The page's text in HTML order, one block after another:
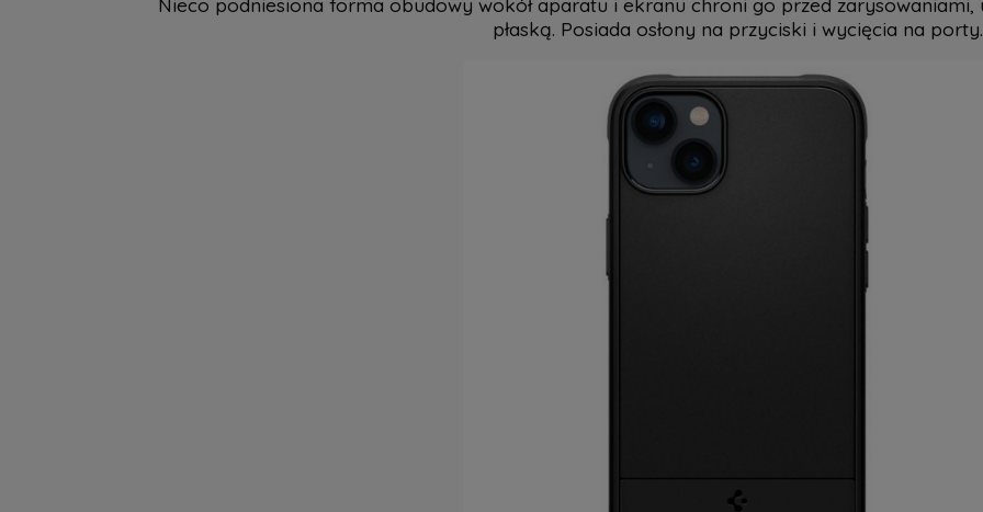
płaską. Posiada osłony na przyciski i wycięcia na porty.